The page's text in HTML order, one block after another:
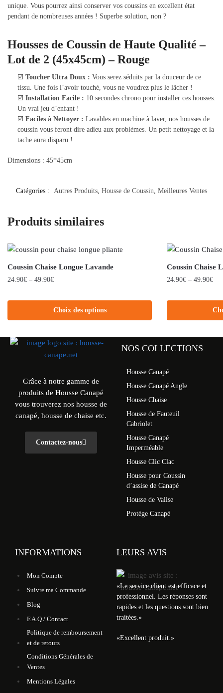
unique. Vous pourrez ainsi conserver vos coussins en excellent état
pendant de nombreuses années ! Superbe solution, non ?
Housses de Coussin de Haute Qualité –
Lot de 2 (45x45cm) – Rouge
☑️ Toucher Ultra Doux : Vous serez séduits par la douceur de ce
tissu. Une fois l’avoir touché, vous ne voudrez plus le lâcher !
☑️ Installation Facile : 10 secondes chrono pour installer ces housses.
Un vrai jeu d’enfant !
☑️ Faciles à Nettoyer : Lavables en machine à laver, nos housses de
coussin vous feront dire adieu aux problèmes. Un petit nettoyage et la
tache aura disparu !
Dimensions : 45*45cm
Catégories : Autres Produits Housse de Coussin Meilleures Ventes
Produits similaires
Coussin Chaise Longue Lavande
24.90€ – 49.90€
Choix des options
Coussin Chaise
24.90€ – 49.90€
Grâce à notre gamme de
produits de Housse Canapé
vous trouverez nos housse de
canapé, housse de chaise etc.
Contactez-nous
NOS COLLECTIONS
Housse Canapé
Housse Canapé Angle
Housse Chaise
Housse de Fauteuil
Cabriolet
Housse Canapé
Imperméable
Housse Clic Clac
Housse pour Coussin
d’assise de Canapé
Housse de Valise
Protège Canapé
INFORMATIONS
Mon Compte
Suivre ma Commande
Blog
F.A.Q / Contact
Politique de remboursement
et de retours
Conditions Générales de
Ventes
Mentions Légales
LEURS AVIS
«Le service client est efficace et
professionnel. Les réponses sont
rapides et les questions sont bien
traitées. »
«Excellent produit. »